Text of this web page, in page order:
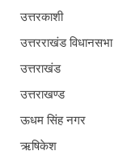
उत्तरकाशी
उत्तरराखंड विधानसभा
उत्तराखंड
उत्तराखण्ड
ऊधम सिंह नगर
ऋषिकेश